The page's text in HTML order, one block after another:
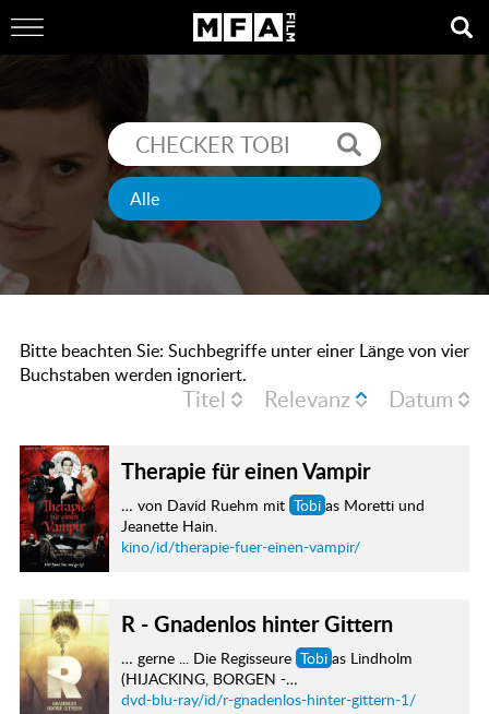
Bitte beachten Sie: Suchbegriffe unter einer Länge von vier
Buchstaben werden ignoriert.
Titel Relevanz Datum
Therapie für einen Vampir
… von David Ruehm mit Tobi as Moretti und
Jeanette Hain.
kino/id/therapie-fuer-einen-vampir/
R - Gnadenlos hinter Gittern
… gerne ... Die Regisseure Tobi as Lindholm
(HIJACKING, BORGEN -…
dvd-blu-ray/id/r-gnadenlos-hinter-gittern-1/